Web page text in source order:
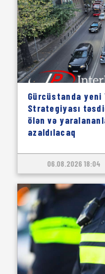
Gürcüstanda
Strategiyası
ölən və
azaldılacaq
06.08.2026 18:04